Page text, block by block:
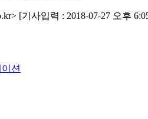
션
[기사입력 : 2018-07-27 오후